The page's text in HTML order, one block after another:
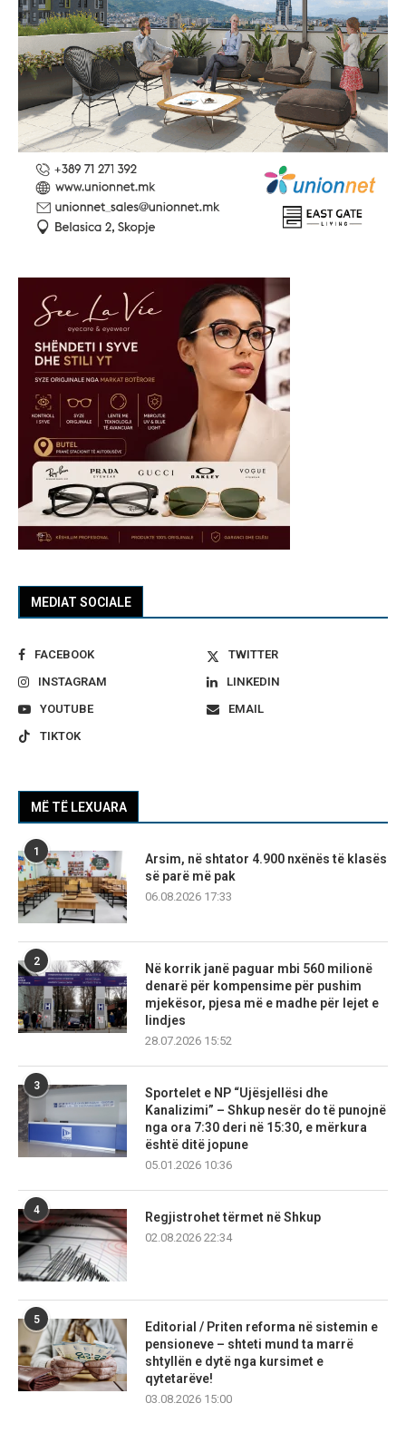
MEDIAT SOCIALE
FACEBOOK
TWITTER
INSTAGRAM
LINKEDIN
YOUTUBE
EMAIL
TIKTOK
MË TË LEXUARA
1
Arsim, në shtator 4.900 nxënës të klasës
së parë më pak
06.08.2026 17:33
2
Në korrik janë paguar mbi 560 milionë
denarë për kompensime për pushim
mjekësor, pjesa më e madhe për lejet e
lindjes
28.07.2026 15:52
3
Sportelet e NP “Ujësjellësi dhe
Kanalizimi” – Shkup nesër do të punojnë
nga ora 7:30 deri në 15:30, e mërkura
është ditë jopune
05.01.2026 10:36
4
Regjistrohet tërmet në Shkup
02.08.2026 22:34
5
Editorial / Priten reforma në sistemin e
pensioneve – shteti mund ta marrë
shtyllën e dytë nga kursimet e
qytetarëve!
03.08.2026 15:00